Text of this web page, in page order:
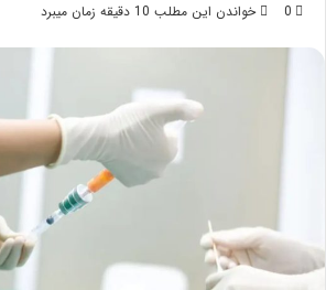
0
خواندن این مطلب 10 دقیقه زمان میبرد